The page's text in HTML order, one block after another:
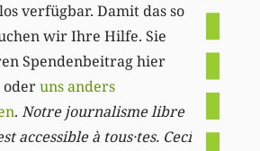
verfügbar. Damit das so
wir Ihre Hilfe. Sie
Spendenbeitrag hier
oderuns anders
. Notre journalisme libre
accessible à tous·tes. Ceci